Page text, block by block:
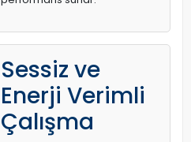
Sessiz ve
Enerji Verimli
Çalışma